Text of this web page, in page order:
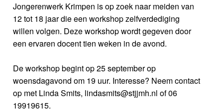
Jongerenwerk Krimpen is op zoek naar meiden van
12 tot 18 jaar die een workshop zelfverdediging
willen volgen. Deze workshop wordt gegeven door
een ervaren docent tien weken in de avond.
De workshop begint op 25 september op
woensdagavond om 19 uur. Interesse? Neem contact
op met Linda Smits, lindasmits@stjjmh.nl of 06
19919615.